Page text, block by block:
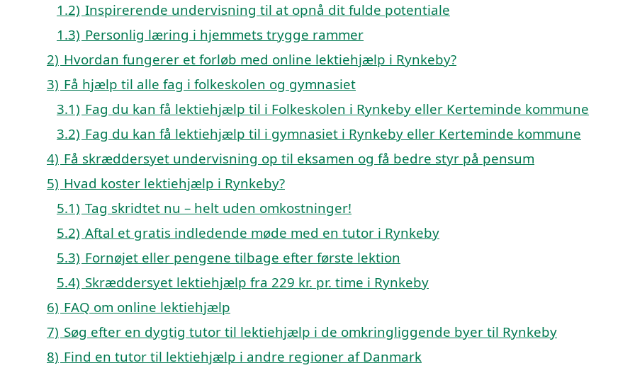
1.2) Inspirerende undervisning til at opnå dit fulde potentiale
1.3) Personlig læring i hjemmets trygge rammer
2) Hvordan fungerer et forløb med online lektiehjælp i Rynkeby?
3) Få hjælp til alle fag i folkeskolen og gymnasiet
3.1) Fag du kan få lektiehjælp til i Folkeskolen i Rynkeby eller Kerteminde kommune
3.2) Fag du kan få lektiehjælp til i gymnasiet i Rynkeby eller Kerteminde kommune
4) Få skræddersyet undervisning op til eksamen og få bedre styr på pensum
5) Hvad koster lektiehjælp i Rynkeby?
5.1) Tag skridtet nu – helt uden omkostninger!
5.2) Aftal et gratis indledende møde med en tutor i Rynkeby
5.3) Fornøjet eller pengene tilbage efter første lektion
5.4) Skræddersyet lektiehjælp fra 229 kr. pr. time i Rynkeby
6) FAQ om online lektiehjælp
7) Søg efter en dygtig tutor til lektiehjælp i de omkringliggende byer til Rynkeby
8) Find en tutor til lektiehjælp i andre regioner af Danmark